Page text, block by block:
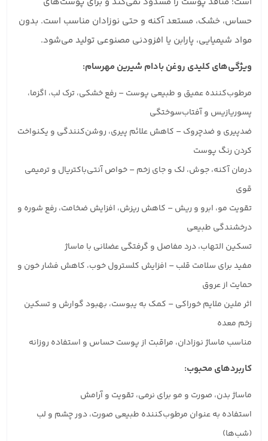
حساس، خشک، مستعد آکنه و حتی نوزادان مناسب است. بدون
مواد شیمیایی، پارابن یا افزودنی مصنوعی تولید می‌شود.
ویژگی‌های کلیدی روغن بادام شیرین مهرسام:
مرطوب‌کننده عمیق و طبیعی پوست – رفع خشکی، ترک لب، اگزما،
پسوریازیس و آفتاب‌سوختگی
ضدپیری و ضدچروک – کاهش علائم پیری، روشن‌کنندگی و یکنواخت
کردن رنگ پوست
درمان آکنه، جوش، لک و جای زخم – خواص آنتی‌باکتریال و ترمیمی
قوی
تقویت مو، ابرو و ریش – کاهش ریزش، افزایش ضخامت، رفع شوره و
درخشندگی طبیعی
تسکین التهاب، درد مفاصل و گرفتگی عضلانی با ماساژ
مفید برای سلامت قلب – افزایش کلسترول خوب، کاهش فشار خون و
حمایت از عروق
اثر ملین ملایم خوراکی – کمک به یبوست، بهبود گوارش و تسکین
زخم معده
مناسب ماساژ نوزادان، مراقبت از پوست حساس و استفاده روزانه
کاربردهای محبوب:
ماساژ بدن، صورت و مو برای نرمی، تقویت و آرامش
استفاده به عنوان مرطوب‌کننده طبیعی صورت، دور چشم و لب
(شب‌ها)